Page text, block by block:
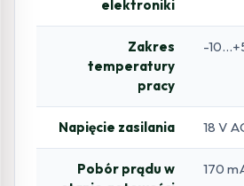
elektroniki
Zakres
temperatury
pracy
-
Napięcie zasilania 18 V
Pobór prądu w
170